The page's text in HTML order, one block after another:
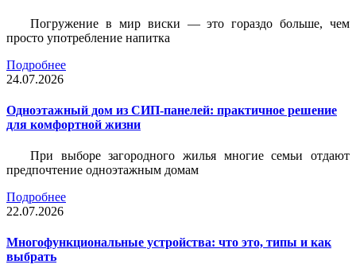
Погружение в мир виски — это гораздо больше, чем
просто употребление напитка
Подробнее
24.07.2026
Одноэтажный дом из СИП-панелей: практичное решение
для комфортной жизни
При выборе загородного жилья многие семьи отдают
предпочтение одноэтажным домам
Подробнее
22.07.2026
Многофункциональные устройства: что это, типы и как
выбрать